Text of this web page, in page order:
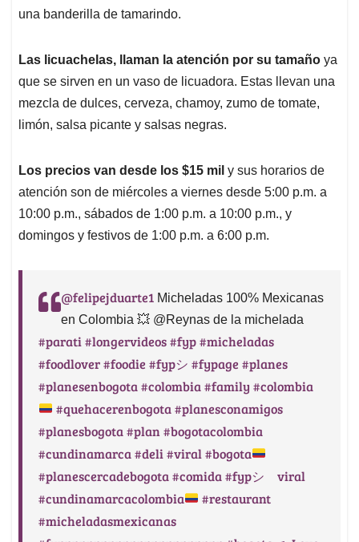
una banderilla de tamarindo.
Las licuachelas, llaman la atención por su tamaño ya
que se sirven en un vaso de licuadora. Estas llevan una
mezcla de dulces, cerveza, chamoy, zumo de tomate,
limón, salsa picante y salsas negras.
Los precios van desde los $15 mil y sus horarios de
atención son de miércoles a viernes desde 5:00 p.m. a
10:00 p.m., sábados de 1:00 p.m. a 10:00 p.m., y
domingos y festivos de 1:00 p.m. a 6:00 p.m.
@felipejduarte1 Micheladas 100% Mexicanas
en Colombia 💥 @Reynas de la michelada
#parati #longervideos#fyp#micheladas
#foodlover#foodie #fypシ #fypage #planes
#planesenbogota#colombia#family #colombia
#quehacerenbogota #planesconamigos
#planesbogota#plan #bogotacolombia
#cundinamarca#deli #viral #bogota
#planescercadebogota#comida#fypシ゚viral
#cundinamarcacolombia
#restaurant
#micheladasmexicanas